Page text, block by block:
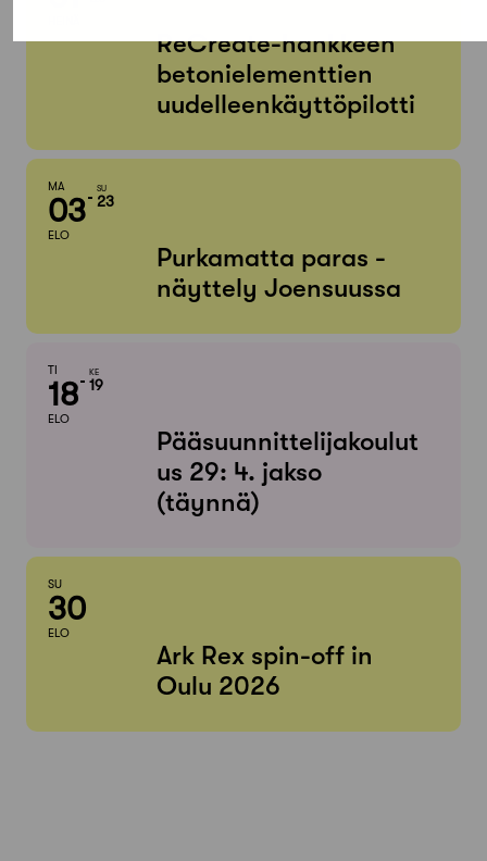
ReCreate-hankkeen
betonielementtien
uudelleenkäyttöpilotti
MA
03
ELO
SU
23
Purkamatta paras -
näyttely Joensuussa
TI
18
ELO
KE
19
Pääsuunnittelijakoulut
us 29: 4. jakso
(täynnä)
SU
30
ELO
Ark Rex spin-off in
Oulu 2026